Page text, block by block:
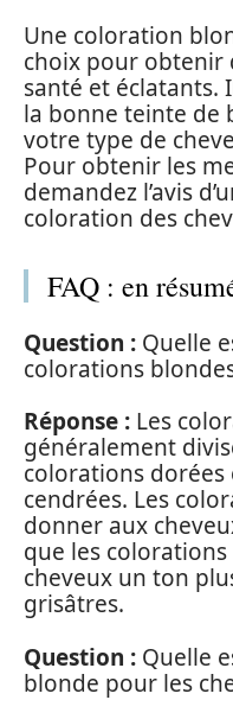
Une coloration
choix pour obtenir
santé et éclatants.
la bonne teinte de
votre type de
Pour obtenir les
demandez l’avis
coloration des
FAQ : en
Question : Quelle
colorations
Réponse : Les
généralement
colorations
cendrées. Les
donner aux
que les
cheveux un ton
grisâtres.
Question : Quelle
blonde pour les